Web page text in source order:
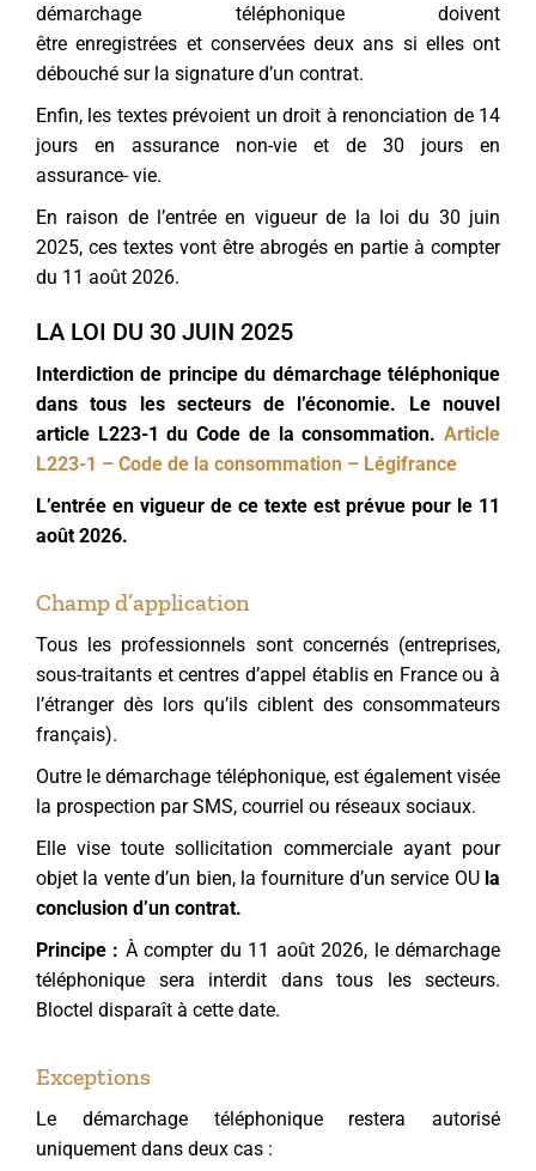
démarchage téléphonique doivent
être enregistrées et conservées deux ans si elles ont
débouché sur la signature d’un contrat.
Enfin, les textes prévoient un droit à renonciation de 14
jours en assurance non-vie et de 30 jours en
assurance- vie.
En raison de l’entrée en vigueur de la loi du 30 juin
2025, ces textes vont être abrogés en partie à compter
du 11 août 2026.
LA LOI DU 30 JUIN 2025
Interdiction de principe du démarchage téléphonique
dans tous les secteurs de l’économie. Le nouvel
article L223-1 du Code de la consommation. Article
L223-1 – Code de la consommation – Légifrance
L’entrée en vigueur de ce texte est prévue pour le 11
août 2026.
Champ d’application
Tous les professionnels sont concernés (entreprises,
sous-traitants et centres d’appel établis en France ou à
l’étranger dès lors qu’ils ciblent des consommateurs
français).
Outre le démarchage téléphonique, est également visée
la prospection par SMS, courriel ou réseaux sociaux.
Elle vise toute sollicitation commerciale ayant pour
objet la vente d’un bien, la fourniture d’un service OU la
conclusion d’un contrat.
Principe : À compter du 11 août 2026, le démarchage
téléphonique sera interdit dans tous les secteurs.
Bloctel disparaît à cette date.
Exceptions
Le démarchage téléphonique restera autorisé
uniquement dans deux cas :